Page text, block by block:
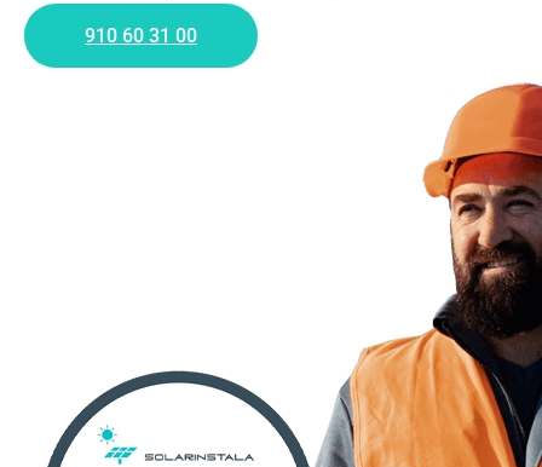
910 60 31 00